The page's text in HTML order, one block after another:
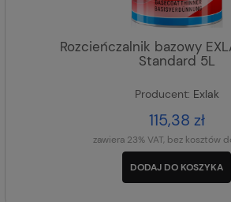
Rozcieńczalnik bazowy
Standard 5L
Producent: Exlak
115,38 zł
zawiera 23% VAT, bez kosztów
DODAJ DO KOSZYKA